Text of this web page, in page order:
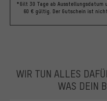
*Gilt 30 Tage ab
60 € gültig. Der Gutschein ist
WIR TUN ALLES
WAS DEIN